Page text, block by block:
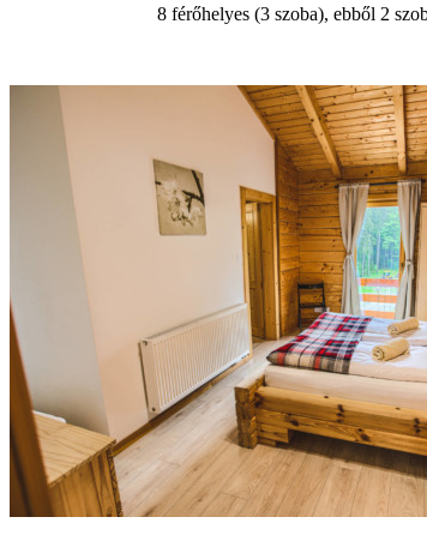
8 férőhelyes (3 szoba), ebből 2